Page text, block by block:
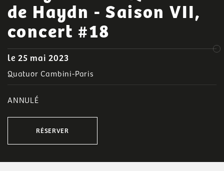
de Haydn - Saison VII,
concert #18
le 25 mai 2023
Quatuor Cambini-Paris
ANNULÉ
RÉSERVER